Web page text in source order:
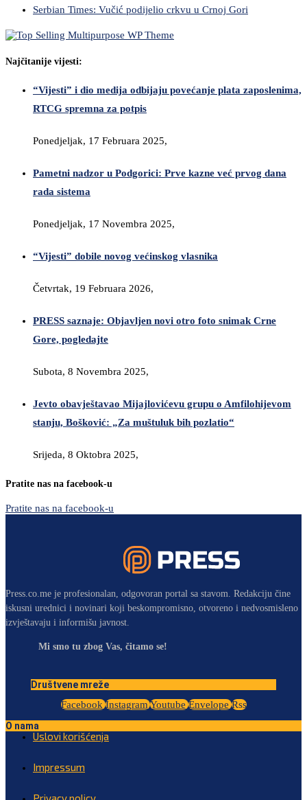
Serbian Times: Vučić podijelio crkvu u Crnoj Gori
Najčitanije vijesti:
“Vijesti” i dio medija odbijaju povećanje plata zaposlenima,
RTCG spremna za potpis
Ponedjeljak, 17 Februara 2025,
Pametni nadzor u Podgorici: Prve kazne već prvog dana
rada sistema
Ponedjeljak, 17 Novembra 2025,
“Vijesti” dobile novog većinskog vlasnika
Četvrtak, 19 Februara 2026,
PRESS saznaje: Objavljen novi otro foto snimak Crne
Gore, pogledajte
Subota, 8 Novembra 2025,
Jevto obavještavao Mijajlovićevu grupu o Amfilohijevom
stanju, Bošković: „Za muštuluk bih pozlatio“
Srijeda, 8 Oktobra 2025,
Pratite nas na facebook-u
Pratite nas na facebook-u
Press.co.me je profesionalan, odgovoran portal sa stavom. Redakciju čine
iskusni urednici i novinari koji beskompromisno, otvoreno i nedvosmisleno
izvještavaju i informišu javnost.
Mi smo tu zbog Vas, čitamo se!
Društvene mreže
Facebook Instagram Youtube Envelope Rss
O nama
Uslovi korišćenja
Impressum